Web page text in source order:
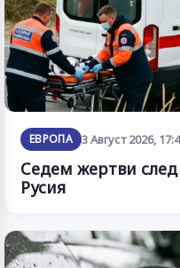
ЕВРОПА 3 Август 2026,
Седем жертви
Русия